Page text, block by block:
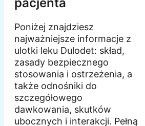
pacjenta
Poniżej znajdziesz
najważniejsze informacje z
ulotki leku Dulodet: skład,
zasady bezpiecznego
stosowania i ostrzeżenia, a
także odnośniki do
szczegółowego
dawkowania, skutków
ubocznych i interakcji. Pełną